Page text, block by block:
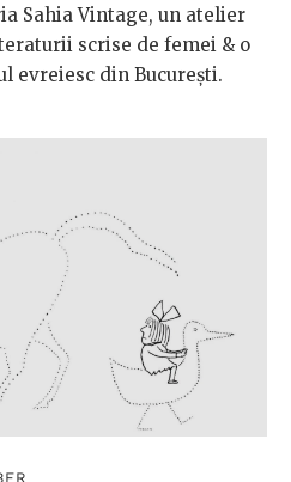
Sahia Vintage, un atelier
scrise de femei & o
evreiesc din București.